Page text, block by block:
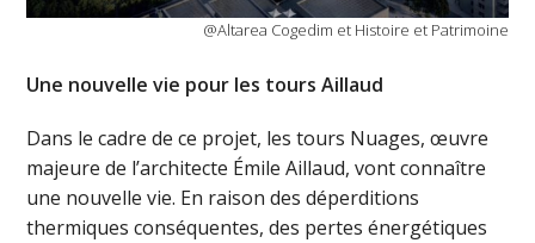
@Altarea Cogedim et Histoire et Patrimoine
Une nouvelle vie pour les tours Aillaud
Dans le cadre de ce projet, les tours Nuages, œuvre
majeure de l’architecte Émile Aillaud, vont connaître
une nouvelle vie. En raison des déperditions
thermiques conséquentes, des pertes énergétiques